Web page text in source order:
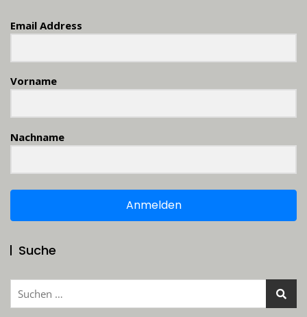
Email Address
Vorname
Nachname
Anmelden
Suche
Suchen